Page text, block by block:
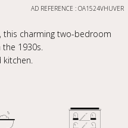
AD REFERENCE : OA1524VHUVER
this charming two-bedroom
1930s.
kitchen.